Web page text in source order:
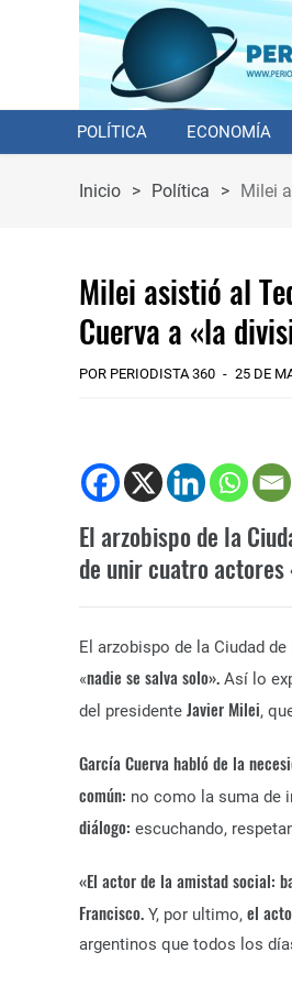
POLÍTICA ECONOMÍA
Inicio > Política > Milei
Milei asistió al
Cuerva a «la
POR PERIODISTA 360 25 DE
El arzobispo de la
de unir cuatro
El arzobispo de la Ciudad
«nadie se salva solo». Así lo
del presidente Javier Milei,
García Cuerva habló de la
común: no como la suma de
diálogo: escuchando,
«El actor de la amistad social:
Francisco. Y, por ultimo, el
argentinos que todos los